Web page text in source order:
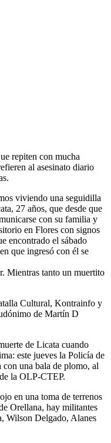
repiten con mucha
al asesinato diario
viviendo una seguidilla
27 años, que desde que
con su familia y
en Flores con signos
encontrado el sábado
que ingresó con él se
Mientras tanto un muertito
Cultural, Kontrainfo y
de Martín D
de Licata cuando
este jueves la Policía de
una bala de plomo, al
la OLP-CTEP.
en una toma de terrenos
Orellana, hay militantes
Wilson Delgado, Alanes